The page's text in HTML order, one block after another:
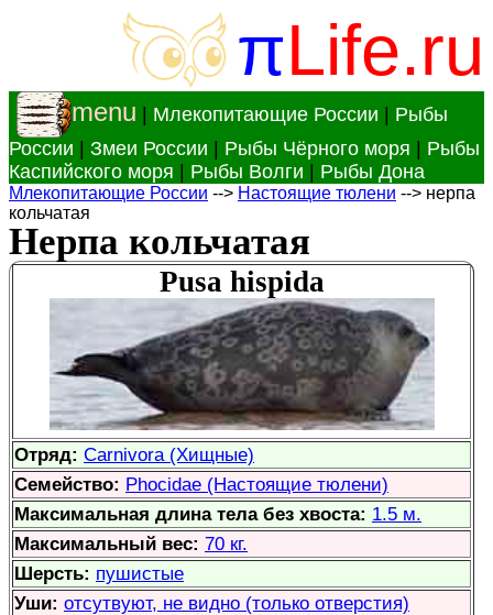
πLife.ru
menu Млекопитающие России
Рыбы
России
Змеи России Рыбы Чёрного моря
Рыбы
Каспийского моря
Рыбы Волги Рыбы Дона
Млекопитающие России --> Настоящие тюлени --> нерпа
кольчатая
Нерпа кольчатая
Pusa hispida
Отряд: Carnivora (Хищные)
Семейство: Phocidae (Настоящие тюлени)
Максимальная длина тела без хвоста: 1.5 м.
Максимальный вес: 70 кг.
Шерсть: пушистые
Уши: отсутвуют, не видно (только отверстия)